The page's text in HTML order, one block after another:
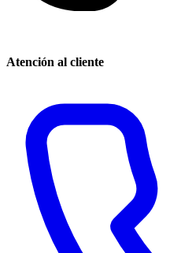
Atención al cliente